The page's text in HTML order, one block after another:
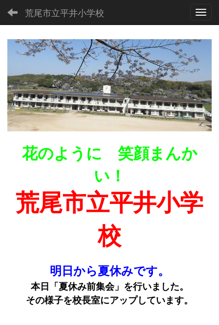
荒尾市立平井小学校
花のように 笑顔まんか
い！
荒尾市立平井小学
校
明日から夏休みです。
本日「夏休み前集会」を行いました。
その様子を校長室にアップしています。